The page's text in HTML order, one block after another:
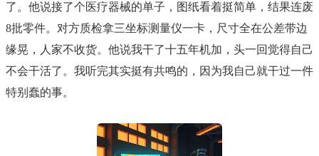
了。他说接了个医疗器械的单子，图纸看着挺简单，结果连废
8批零件。对方质检拿三坐标测量仪一卡，尺寸全在公差带边
缘晃，人家不收货。他说我干了十五年机加，头一回觉得自己
不会干活了。我听完其实挺有共鸣的，因为我自己就干过一件
特别蠢的事。